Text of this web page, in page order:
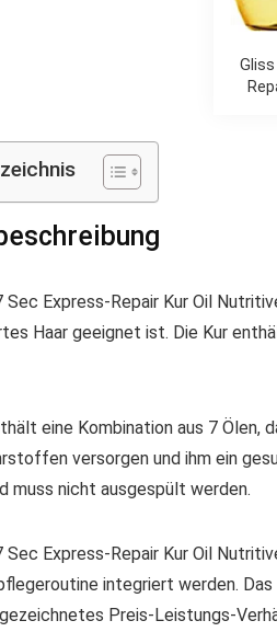
Sec Express-Repair Kur Oil
Haar geeignet ist. Die Kur
eine Kombination aus 7 Ölen,
versorgen und ihm ein
muss nicht ausgespült werden.
Sec Express-Repair Kur Oil
integriert werden.
Preis-Leistungs-